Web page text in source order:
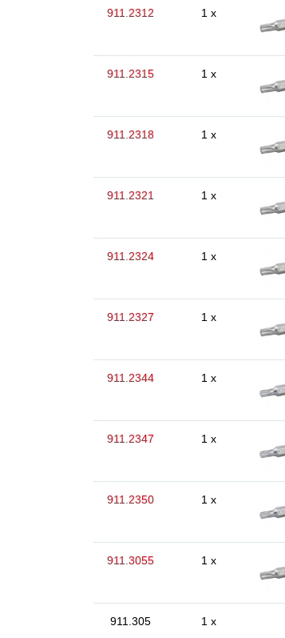
911.2312 1 x
911.2315 1 x
911.2318 1 x
911.2321 1 x
911.2324 1 x
911.2327 1 x
911.2344 1 x
911.2347 1 x
911.2350 1 x
911.3055 1 x
911.305 1 x